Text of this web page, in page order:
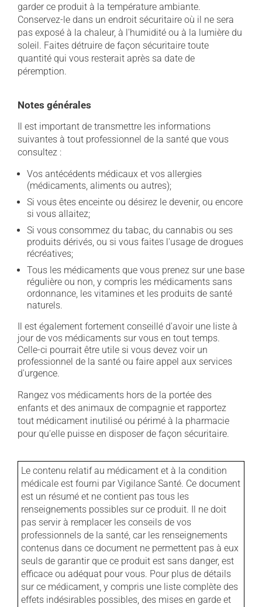
garder ce produit à la température ambiante.
Conservez-le dans un endroit sécuritaire où il ne sera
pas exposé à la chaleur, à l'humidité ou à la lumière du
soleil. Faites détruire de façon sécuritaire toute
quantité qui vous resterait après sa date de
péremption.
Notes générales
Il est important de transmettre les informations
suivantes à tout professionnel de la santé que vous
consultez :
Vos antécédents médicaux et vos allergies
(médicaments, aliments ou autres);
Si vous êtes enceinte ou désirez le devenir, ou encore
si vous allaitez;
Si vous consommez du tabac, du cannabis ou ses
produits dérivés, ou si vous faites l'usage de drogues
récréatives;
Tous les médicaments que vous prenez sur une base
régulière ou non, y compris les médicaments sans
ordonnance, les vitamines et les produits de santé
naturels.
Il est également fortement conseillé d'avoir une liste à
jour de vos médicaments sur vous en tout temps.
Celle-ci pourrait être utile si vous devez voir un
professionnel de la santé ou faire appel aux services
d'urgence.
Rangez vos médicaments hors de la portée des
enfants et des animaux de compagnie et rapportez
tout médicament inutilisé ou périmé à la pharmacie
pour qu'elle puisse en disposer de façon sécuritaire.
Le contenu relatif au médicament et à la condition
médicale est fourni par Vigilance Santé. Ce document
est un résumé et ne contient pas tous les
renseignements possibles sur ce produit. Il ne doit
pas servir à remplacer les conseils de vos
professionnels de la santé, car les renseignements
contenus dans ce document ne permettent pas à eux
seuls de garantir que ce produit est sans danger, est
efficace ou adéquat pour vous. Pour plus de détails
sur ce médicament, y compris une liste complète des
effets indésirables possibles, des mises en garde et